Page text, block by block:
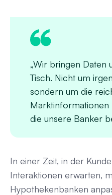
„Wir bringen Daten
Tisch. Nicht um
sondern um die
Marktinformationen
die unsere Banker
In einer Zeit, in der
Interaktionen erwarten,
Hypothekenbanken